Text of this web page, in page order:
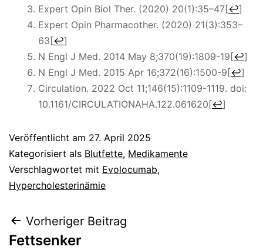
Expert Opin Biol Ther. (2020) 20(1):35–47[↩]
Expert Opin Pharmacother. (2020) 21(3):353–
63[↩]
N Engl J Med. 2014 May 8;370(19):1809-19[↩]
N Engl J Med. 2015 Apr 16;372(16):1500-9[↩]
Circulation. 2022 Oct 11;146(15):1109-1119. doi:
10.1161/CIRCULATIONAHA.122.061620[↩]
Veröffentlicht am 27. April 2025
Kategorisiert als Blutfette, Medikamente
Verschlagwortet mit Evolocumab,
Hypercholesterinämie
Beitragsnavigation
Vorheriger Beitrag
Fettsenker